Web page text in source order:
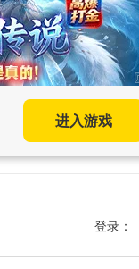
进入游戏
登录：